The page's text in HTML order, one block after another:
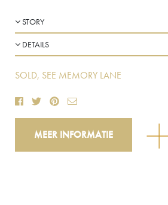
STORY
DETAILS
SOLD, SEE MEMORY LANE
MEER INFORMATIE